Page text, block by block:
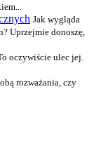
Jak wygląda
Uprzejmie donoszę,
oczywiście ulec jej.
rozważania, czy